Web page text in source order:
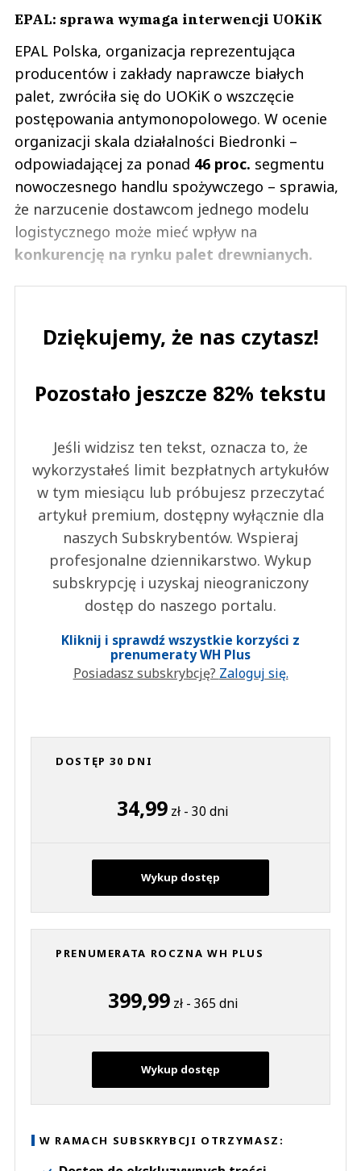
EPAL: sprawa wymaga interwencji UOKiK
EPAL Polska, organizacja reprezentująca
producentów i zakłady naprawcze białych
palet, zwróciła się do UOKiK o wszczęcie
postępowania antymonopolowego. W ocenie
organizacji skala działalności Biedronki –
odpowiadającej za ponad 46 proc. segmentu
nowoczesnego handlu spożywczego – sprawia,
że narzucenie dostawcom jednego modelu
logistycznego może mieć wpływ na
konkurencję na rynku palet drewnianych.
Dziękujemy, że nas czytasz!
Pozostało jeszcze 82% tekstu
Jeśli widzisz ten tekst, oznacza to, że
wykorzystałeś limit bezpłatnych artykułów
w tym miesiącu lub próbujesz przeczytać
artykuł premium, dostępny wyłącznie dla
naszych Subskrybentów. Wspieraj
profesjonalne dziennikarstwo. Wykup
subskrypcję i uzyskaj nieograniczony
dostęp do naszego portalu.
Kliknij i sprawdź wszystkie korzyści z
prenumeraty WH Plus
Posiadasz subskrybcję? Zaloguj się.
DOSTĘP 30 DNI
34,99 zł - 30 dni
Wykup dostęp
PRENUMERATA ROCZNA WH PLUS
399,99zł - 365 dni
Wykup dostęp
W RAMACH SUBSKRYBCJI OTRZYMASZ: